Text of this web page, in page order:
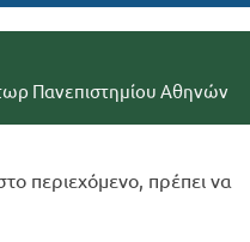
Πανεπιστημίου Αθηνών
περιεχόμενο, πρέπει να